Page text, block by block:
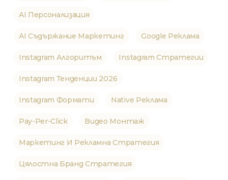
AI Персонализация
AI Съдържание Маркетинг Google Реклама
Instagram Алгоритъм Instagram Стратегии
Instagram Тенденции 2026
Instagram Формати Native Реклама
Pay-Per-Click Видео Монтаж
Маркетинг И Рекламна Стратегия
Цялостна Бранд Стратегия